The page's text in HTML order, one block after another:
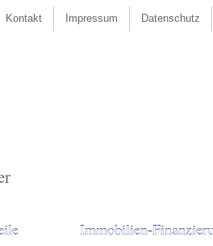
Kontakt Impressum Datenschutz
Immobilien-